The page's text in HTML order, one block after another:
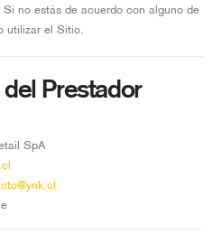
no estás de acuerdo con alguno de
utilizar el Sitio.
Prestador
SpA